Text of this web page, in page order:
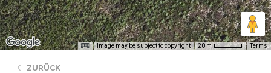
Image may be subject to copyright 20 m Terms
ZURÜCK